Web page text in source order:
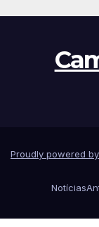
Proudly powered
Notícias